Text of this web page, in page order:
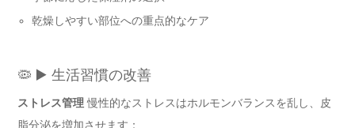
乾燥しやすい部位への重点的なケア
🦠 ▶️ 生活習慣の改善
ストレス管理慢性的なストレスはホルモンバランスを乱し、皮
脂分泌を増加させます：